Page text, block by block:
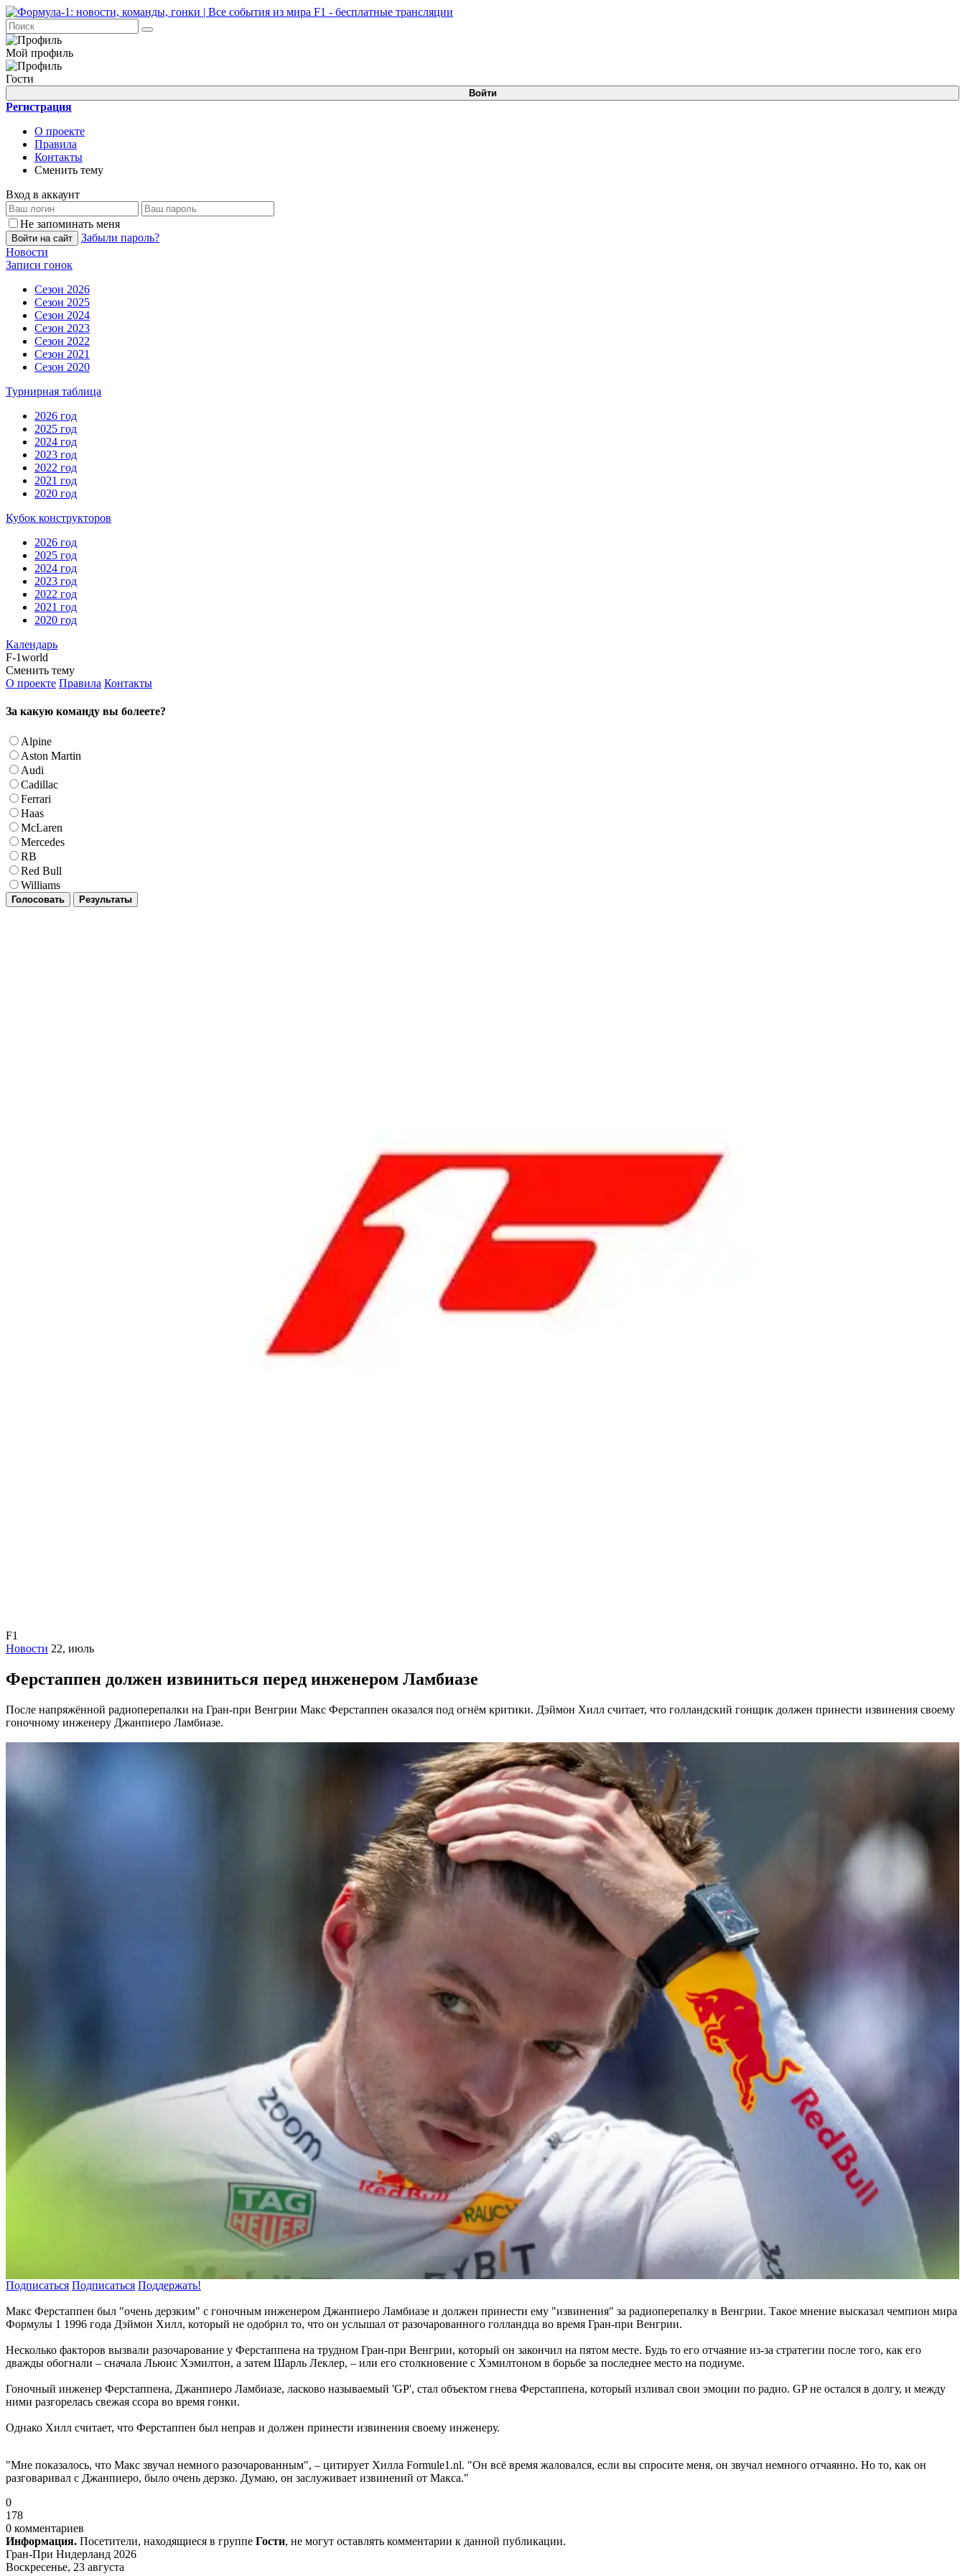
Мой профиль
Гости
Войти
Регистрация
О проекте
Правила
Контакты
Сменить тему
Вход в аккаунт
Не запоминать меня
Войти на сайт
Забыли пароль?
Новости
Записи гонок
Сезон 2026
Сезон 2025
Сезон 2024
Сезон 2023
Сезон 2022
Сезон 2021
Сезон 2020
Турнирная таблица
2026 год
2025 год
2024 год
2023 год
2022 год
2021 год
2020 год
Кубок конструкторов
2026 год
2025 год
2024 год
2023 год
2022 год
2021 год
2020 год
Календарь
F-1world
Сменить тему
О проекте Правила Контакты
За какую команду вы болеете?
Alpine
Aston Martin
Audi
Cadillac
Ferrari
Haas
McLaren
Mercedes
RB
Red Bull
Williams
Голосовать Результаты
F1
Новости 22, июль
Ферстаппен должен извиниться перед инженером Ламбиазе
После напряжённой радиоперепалки на Гран-при Венгрии Макс Ферстаппен оказался под огнём критики. Дэймон Хилл считает, что голландский гонщик должен принести извинения своему
гоночному инженеру Джанпиеро Ламбиазе.
Подписаться Подписаться Поддержать!
Макс Ферстаппен был "очень дерзким" с гоночным инженером Джанпиеро Ламбиазе и должен принести ему "извинения" за радиоперепалку в Венгрии. Такое мнение высказал чемпион мира
Формулы 1 1996 года Дэймон Хилл, который не одобрил то, что он услышал от разочарованного голландца во время Гран-при Венгрии.
Несколько факторов вызвали разочарование у Ферстаппена на трудном Гран-при Венгрии, который он закончил на пятом месте. Будь то его отчаяние из-за стратегии после того, как его
дважды обогнали – сначала Льюис Хэмилтон, а затем Шарль Леклер, – или его столкновение с Хэмилтоном в борьбе за последнее место на подиуме.
Гоночный инженер Ферстаппена, Джанпиеро Ламбиазе, ласково называемый 'GP', стал объектом гнева Ферстаппена, который изливал свои эмоции по радио. GP не остался в долгу, и между
ними разгорелась свежая ссора во время гонки.
Однако Хилл считает, что Ферстаппен был неправ и должен принести извинения своему инженеру.
"Мне показалось, что Макс звучал немного разочарованным", – цитирует Хилла Formule1.nl. "Он всё время жаловался, если вы спросите меня, он звучал немного отчаянно. Но то, как он
разговаривал с Джанпиеро, было очень дерзко. Думаю, он заслуживает извинений от Макса."
0
178
0 комментариев
Информация. Посетители, находящиеся в группе Гости, не могут оставлять комментарии к данной публикации.
Гран-При Нидерланд 2026
Воскресенье, 23 августа